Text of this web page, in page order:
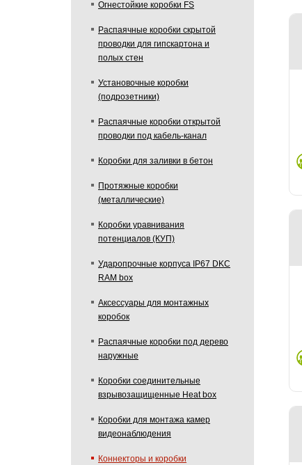
Огнестойкие коробки FS
Распаячные коробки скрытой
проводки для гипскартона и
полых стен
Установочные коробки
(подрозетники)
Распаячные коробки открытой
проводки под кабель-канал
Коробки для заливки в бетон
Протяжные коробки
(металлические)
Коробки уравнивания
потенциалов (КУП)
Ударопрочные корпуса IP67 DKC
RAM box
Аксессуары для монтажных
коробок
Распаячные коробки под дерево
наружные
Коробки соединительные
взрывозащищенные Heat box
Коробки для монтажа камер
видеонаблюдения
Коннекторы и коробки